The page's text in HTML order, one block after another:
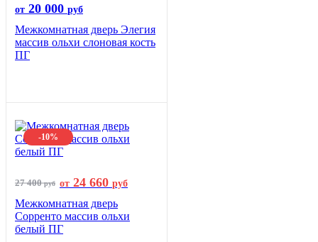
от 20 000 руб
Межкомнатная дверь Элегия
массив ольхи слоновая кость
ПГ
-10%
27 400руб от 24 660 руб
Межкомнатная дверь
Сорренто массив ольхи
белый ПГ